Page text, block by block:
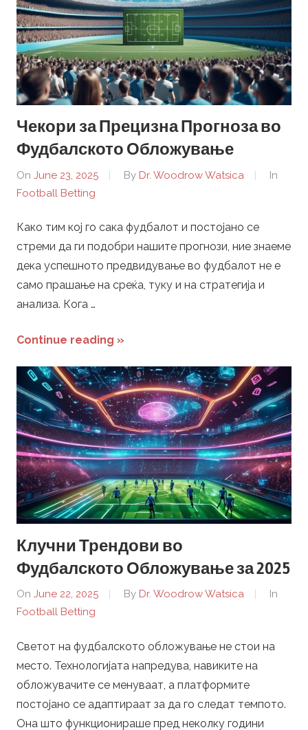
Чекори за Прецизна Прогноза во
Фудбалското Обложување
On June 23, 2025 By Dr. Woodrow Watsica
In
Football Betting
Како тим кој го сака фудбалот и постојано се
стреми да ги подобри нашите прогнози, ние знаеме
дека успешното предвидување во фудбалот не е
само прашање на среќа, туку и на стратегија и
анализа. Кога …
Continue reading »
Клучни Трендови во
Фудбалското Обложување за 2025
On June 22, 2025 By Dr. Woodrow Watsica
In
Football Betting
Светот на фудбалското обложување не стои на
место. Технологијата напредува, навиките на
обложувачите се менуваат, а платформите
постојано се адаптираат за да го следат темпото.
Она што функционираше пред неколку години